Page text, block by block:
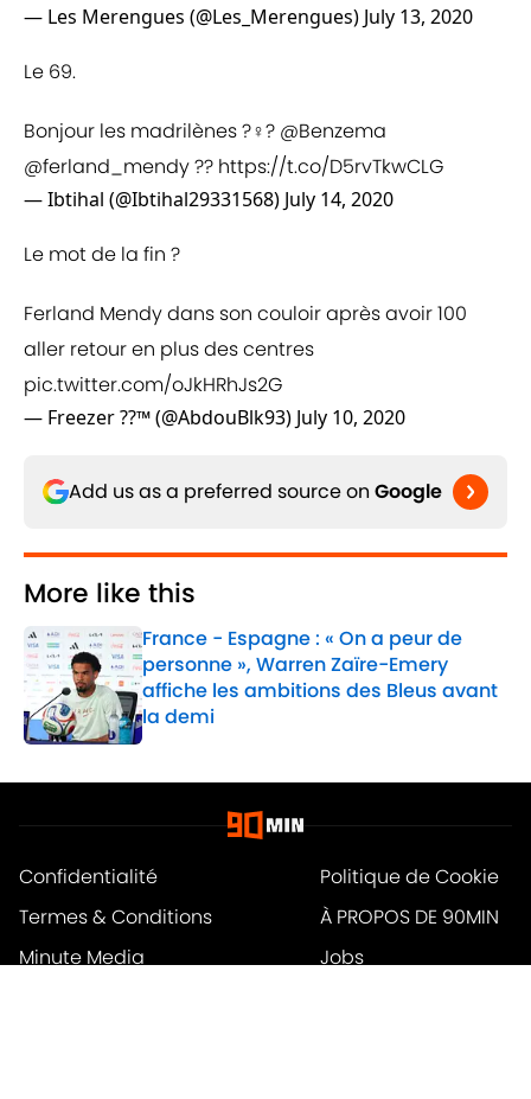
— Les Merengues (@Les_Merengues) July 13, 2020
Le 69.
Bonjour les madrilènes ?‍♀️? @Benzema
@ferland_mendy?? https://t.co/D5rvTkwCLG
— Ibtihal (@Ibtihal29331568) July 14, 2020
Le mot de la fin ?
Ferland Mendy dans son couloir après avoir 100
aller retour en plus des centres
pic.twitter.com/oJkHRhJs2G
— Freezer ??™ (@AbdouBlk93) July 10, 2020
Add us as a preferred source on Google
More like this
France - Espagne : « On a peur de
personne », Warren Zaïre-Emery
affiche les ambitions des Bleus avant
la demi
Published by on Invalid Date
Confidentialité
Politique de Cookie
Termes & Conditions
À PROPOS DE 90MIN
Minute Media
Jobs